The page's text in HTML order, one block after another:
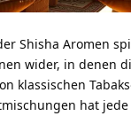
Shisha Aromen
wider, in denen
klassischen
hat